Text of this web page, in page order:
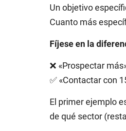
Un objetivo
Cuanto más
Fíjese en la
❌ «Prospectar
✅ «Contactar con
El primer ejemplo
de qué sector